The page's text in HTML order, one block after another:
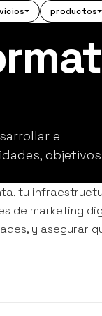
productos
e
objetivos
tu
de marketing
y asegurar